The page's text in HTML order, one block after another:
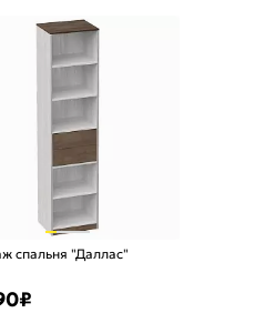
спальня "Даллас"
₽